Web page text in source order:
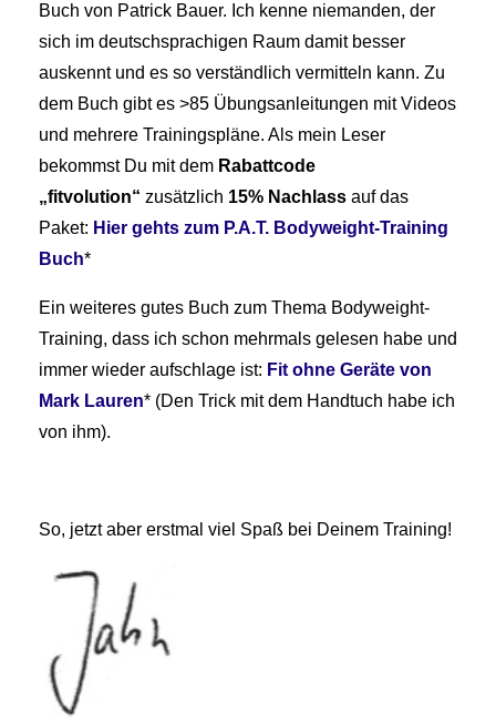
Buch von Patrick Bauer. Ich kenne niemanden, der
sich im deutschsprachigen Raum damit besser
auskennt und es so verständlich vermitteln kann. Zu
dem Buch gibt es >85 Übungsanleitungen mit Videos
und mehrere Trainingspläne. Als mein Leser
bekommst Du mit dem Rabattcode
„fitvolution“ zusätzlich 15% Nachlass auf das
Paket: Hier gehts zum P.A.T. Bodyweight-Training
Buch*
Ein weiteres gutes Buch zum Thema Bodyweight-
Training, dass ich schon mehrmals gelesen habe und
immer wieder aufschlage ist: Fit ohne Geräte von
Mark Lauren* (Den Trick mit dem Handtuch habe ich
von ihm).
So, jetzt aber erstmal viel Spaß bei Deinem Training!